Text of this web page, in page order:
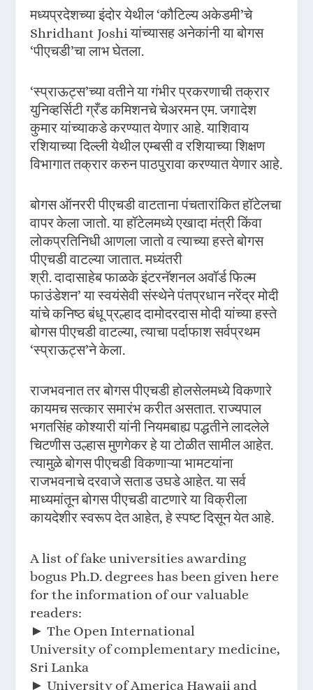
मध्यप्रदेशच्या इंदोर येथील ‘कौटिल्य अकेडमी’चे
Shridhant Joshi यांच्यासह अनेकांनी या बोगस
‘पीएचडी’चा लाभ घेतला.
‘स्प्राऊट्स’च्या वतीने या गंभीर प्रकरणाची तक्रार
युनिव्हर्सिटी ग्रँड कमिशनचे चेअरमन एम. जगादेश
कुमार यांच्याकडे करण्यात येणार आहे. याशिवाय
रशियाच्या दिल्ली येथील एम्बसी व रशियाच्या शिक्षण
विभागात तक्रार करुन पाठपुरावा करण्यात येणार आहे.
बोगस ऑनररी पीएचडी वाटताना पंचतारांकित हॉटेलचा
वापर केला जातो. या हॉटेलमध्ये एखादा मंत्री किंवा
लोकप्रतिनिधी आणला जातो व त्याच्या हस्ते बोगस
पीएचडी वाटल्या जातात. मध्यंतरी
श्री. दादासाहेब फाळके इंटरनॅशनल अवॉर्ड फिल्म
फाउंडेशन’ या स्वयंसेवी संस्थेने पंतप्रधान नरेंद्र मोदी
यांचे कनिष्ठ बंधू प्रल्हाद दामोदरदास मोदी यांच्या हस्ते
बोगस पीएचडी वाटल्या, त्याचा पर्दाफाश सर्वप्रथम
‘स्प्राऊट्स’ने केला.
राजभवनात तर बोगस पीएचडी होलसेलमध्ये विकणारे
कायमच सत्कार समारंभ करीत असतात. राज्यपाल
भगतसिंह कोश्यारी यांनी नियमबाह्य पद्धतीने लादलेले
चिटणीस उल्हास मुणगेकर हे या टोळीत सामील आहेत.
त्यामुळे बोगस पीएचडी विकणाऱ्या भामटयांना
राजभवनाचे दरवाजे सताड उघडे आहेत. या सर्व
माध्यमांतून बोगस पीएचडी वाटणारे या विक्रीला
कायदेशीर स्वरूप देत आहेत, हे स्पष्ट दिसून येत आहे.
A list of fake universities awarding
bogus Ph.D. degrees has been given here
for the information of our valuable
readers:
► The Open International
University of complementary medicine,
Sri Lanka
► University of America Hawaii and